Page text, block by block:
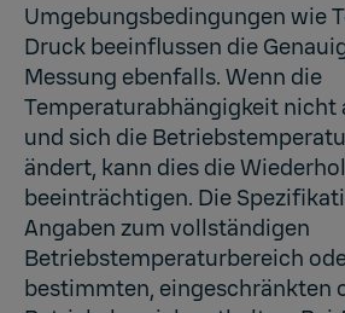
Umgebungsbedingungen wie
Druck beeinflussen die
Messung ebenfalls. Wenn die
Temperaturabhängigkeit nicht
und sich die
ändert, kann dies die
beeinträchtigen. Die
Angaben zum vollständigen
Betriebstemperaturbereich
bestimmten, eingeschränkten